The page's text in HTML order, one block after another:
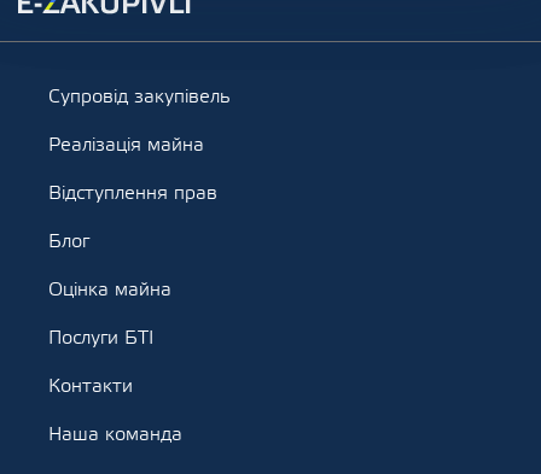
Супровід закупівель
Реалізація майна
Відступлення прав
Блог
Оцінка майна
Послуги БТІ
Контакти
Наша команда